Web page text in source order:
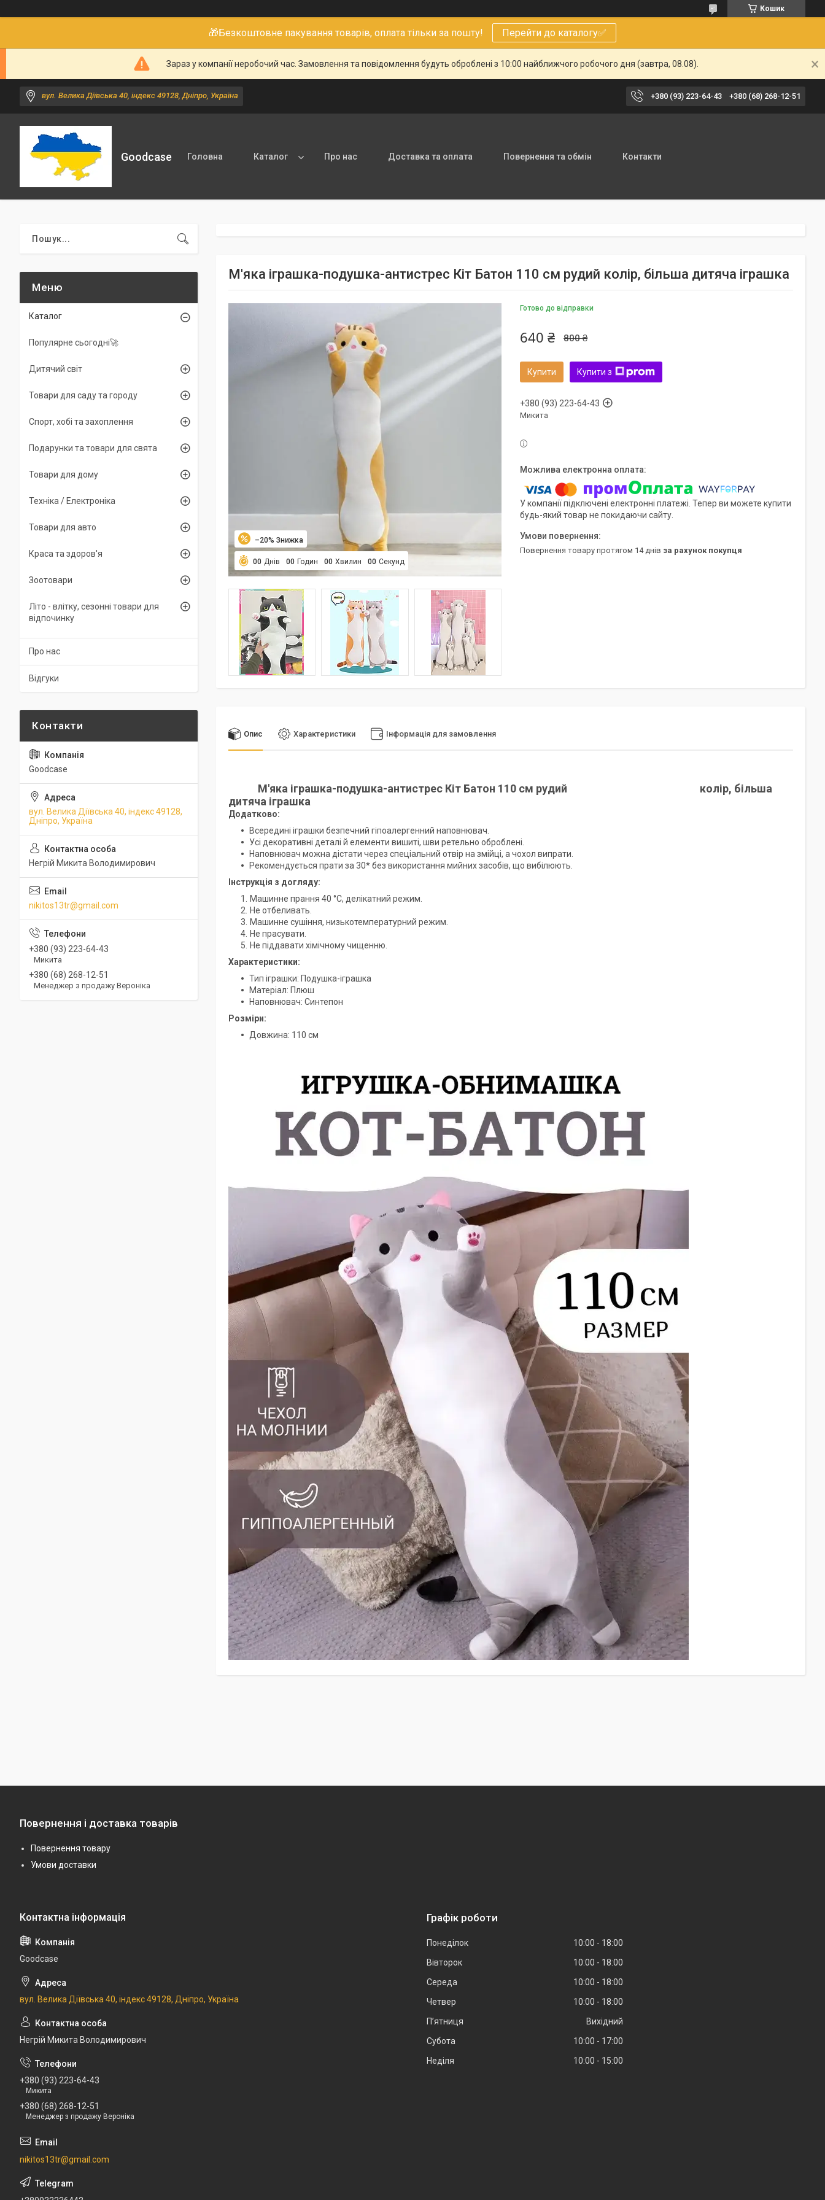
Кошик
🎁Безкоштовне пакування товарів, оплата тільки за пошту! Перейти до каталогу✅
Зараз у компанії неробочий час. Замовлення та повідомлення будуть оброблені з 10:00 найближчого робочого дня (завтра, 08.08).
вул. Велика Діївська 40, індекс 49128, Дніпро, Україна +380 (93) 223-64-43 +380 (68) 268-12-51
Goodcase Головна Каталог Про нас Доставка та оплата Повернення та обмін Контакти
М'яка іграшка-подушка-антистрес Кіт Батон 110 см рудий колір, більша дитяча іграшка
–20%
00 Днів 00 Годин 00 Хвилин 00 Секунд
Готово до відправки
800 ₴
640 ₴
Купити Купити з
+380 (93) 223-64-43
Микита
У компанії підключені електронні платежі. Тепер ви можете купити
будь-який товар не покидаючи сайту.
повернення товару протягом 14 днів за рахунок покупця
Опис Характеристики Інформація для замовлення
М'яка іграшка-подушка-антистрес Кіт Батон 110 см рудий колір, більша
дитяча іграшка
Додатково:
Всередині іграшки безпечний гіпоалергенний наповнювач.
Усі декоративні деталі й елементи вишиті, шви ретельно оброблені.
Наповнювач можна дістати через спеціальний отвір на змійці, а чохол випрати.
Рекомендується прати за 30* без використання мийних засобів, що вибілюють.
Інструкція з догляду:
Машинне прання 40 °C, делікатний режим.
Не отбеливать.
Машинне сушіння, низькотемпературний режим.
Не прасувати.
Не піддавати хімічному чищенню.
Характеристики:
Тип іграшки: Подушка-іграшка
Матеріал: Плюш
Наповнювач: Синтепон
Розміри:
Довжина: 110 см
Каталог
Популярне сьогодні🚀
Дитячий світ
Товари для саду та городу
Спорт, хобі та захоплення
Подарунки та товари для свята
Товари для дому
Техніка / Електроніка
Товари для авто
Краса та здоров'я
Зоотовари
Літо - влітку, сезонні товари для
відпочинку
Про нас
Відгуки
Goodcase
вул. Велика Діївська 40, індекс 49128,
Дніпро, Україна
Негрій Микита Володимирович
nikitos13tr@gmail.com
+380 (93) 223-64-43
Микита
+380 (68) 268-12-51
Менеджер з продажу Вероніка
Повернення і доставка товарів
Повернення товару
Умови доставки
Goodcase
вул. Велика Діївська 40, індекс 49128, Дніпро, Україна
Негрій Микита Володимирович
+380 (93) 223-64-43
Микита
+380 (68) 268-12-51
Менеджер з продажу Вероніка
nikitos13tr@gmail.com
Графік роботи
Понеділок 10:00
18:00
Вівторок
10:00
18:00
Середа
10:00
18:00
Четвер
10:00
18:00
Пʼятниця
Вихідний
Субота
10:00
17:00
Неділя
10:00 15:00